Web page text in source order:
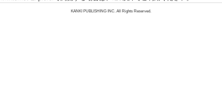
KANKI PUBLISHING INC. All Rights Reserved.